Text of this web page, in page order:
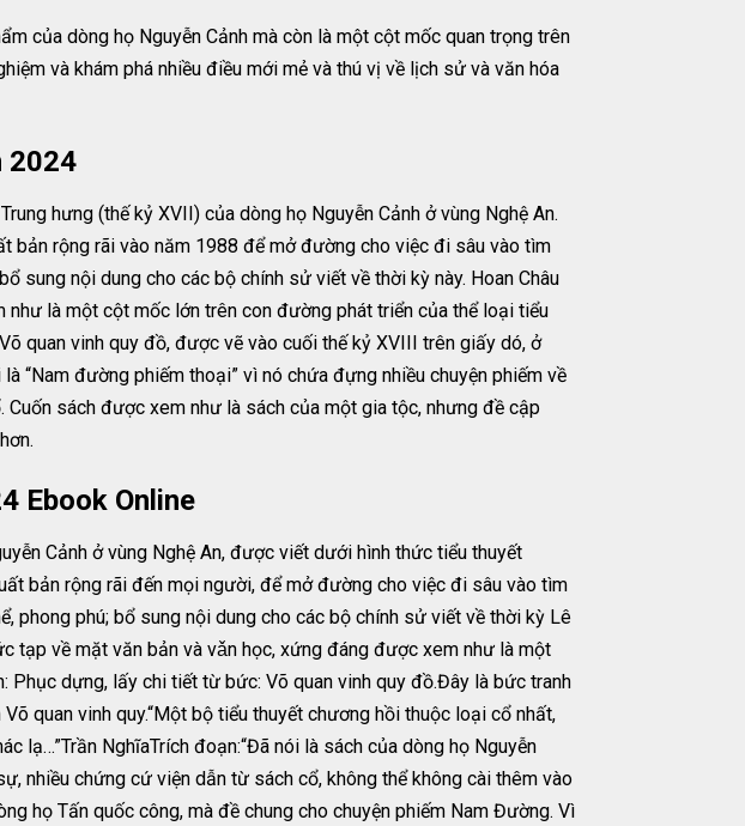
của dòng họ Nguyễn Cảnh mà còn là một cột mốc quan trọng trên
và khám phá nhiều điều mới mẻ và thú vị về lịch sử và văn hóa
2024
hưng (thế kỷ XVII) của dòng họ Nguyễn Cảnh ở vùng Nghệ An.
rộng rãi vào năm 1988 để mở đường cho việc đi sâu vào tìm
sung nội dung cho các bộ chính sử viết về thời kỳ này. Hoan Châu
là một cột mốc lớn trên con đường phát triển của thể loại tiểu
quan vinh quy đồ, được vẽ vào cuối thế kỷ XVIII trên giấy dó, ở
“Nam đường phiếm thoại” vì nó chứa đựng nhiều chuyện phiếm về
sách được xem như là sách của một gia tộc, nhưng đề cập
Ebook Online
Cảnh ở vùng Nghệ An, được viết dưới hình thức tiểu thuyết
bản rộng rãi đến mọi người, để mở đường cho việc đi sâu vào tìm
phong phú; bổ sung nội dung cho các bộ chính sử viết về thời kỳ Lê
tạp về mặt văn bản và vǎn học, xứng đáng được xem như là một
dựng, lấy chi tiết từ bức: Võ quan vinh quy đồ.Đây là bức tranh
quan vinh quy.“Một bộ tiểu thuyết chương hồi thuộc loại cổ nhất,
lạ…”Trần NghĩaTrích đoạn:“Đã nói là sách của dòng họ Nguyễn
nhiều chứng cứ viện dẫn từ sách cổ, không thể không cài thêm vào
họ Tấn quốc công, mà đề chung cho chuyện phiếm Nam Đường. Vì